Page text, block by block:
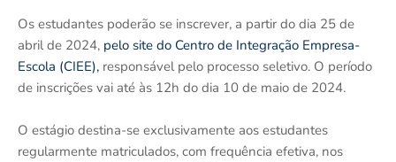
Os estudantes poderão se inscrever, a partir do dia 25 de
abril de 2024, pelo site do Centro de Integração Empresa-
Escola (CIEE), responsável pelo processo seletivo. O período
de inscrições vai até às 12h do dia 10 de maio de 2024.
O estágio destina-se exclusivamente aos estudantes
regularmente matriculados, com frequência efetiva, nos